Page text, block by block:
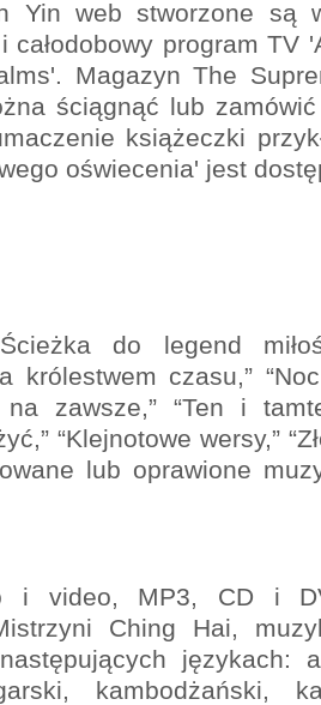
Yin web stworzone są
całodobowy program TV
Magazyn The
ściągnąć lub
książeczki
oświecenia' jest
do legend
królestwem czasu,”
zawsze,” “Ten i
“Klejnotowe wersy,”
lub oprawione
i video, MP3, CD i
Ching Hai,
językach:
kambodżański,